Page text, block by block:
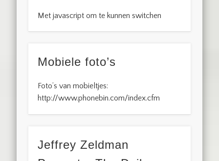
Met javascript om te kunnen switchen
Mobiele foto’s
Foto’s van mobieltjes:
http://www.phonebin.com/index.cfm
Jeffrey Zeldman